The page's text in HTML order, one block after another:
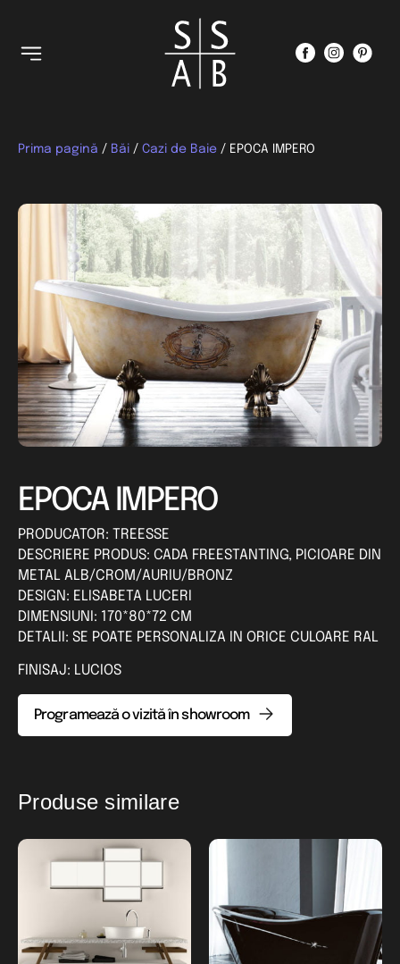
Prima pagină / Băi / Cazi de Baie / EPOCA IMPERO
EPOCA IMPERO
PRODUCATOR: TREESSE
DESCRIERE PRODUS: CADA FREESTANTING, PICIOARE DIN
METAL ALB/CROM/AURIU/BRONZ
DESIGN: ELISABETA LUCERI
DIMENSIUNI: 170*80*72 CM
DETALII: SE POATE PERSONALIZA IN ORICE CULOARE RAL
FINISAJ: LUCIOS
Programează o vizită în showroom
Produse similare